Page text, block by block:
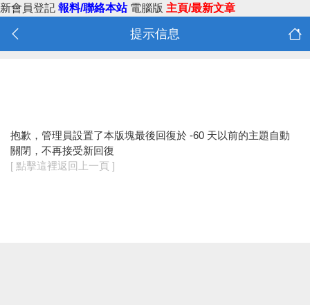
新會員登記 報料/聯絡本站 電腦版 主頁/最新文章
提示信息
抱歉，管理員設置了本版塊最後回復於 -60 天以前的主題自動
關閉，不再接受新回復
[ 點擊這裡返回上一頁 ]